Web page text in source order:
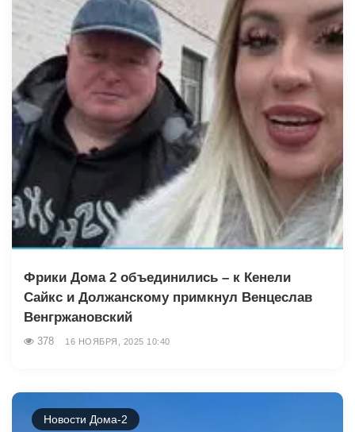
Фрики Дома 2 объединились – к Кенели
Сайкс и Должанскому примкнул Венцеслав
Венгржановский
378 16 НОЯБРЯ, 2025 10:40
Новости Дома-2